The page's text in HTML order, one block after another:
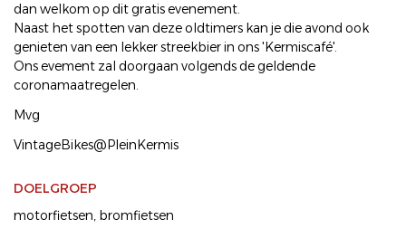
dan welkom op dit gratis evenement.
Naast het spotten van deze oldtimers kan je die avond ook
genieten van een lekker streekbier in ons 'Kermiscafé'.
Ons evement zal doorgaan volgends de geldende
coronamaatregelen.
Mvg
VintageBikes@PleinKermis
DOELGROEP
motorfietsen bromfietsen